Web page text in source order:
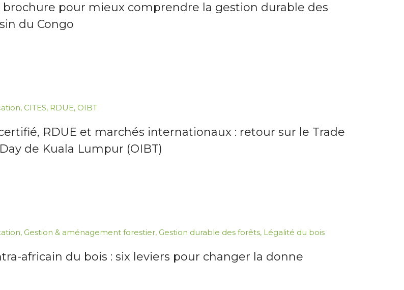
brochure pour mieux comprendre la gestion durable des
du Congo
, CITES, RDUE, OIBT
RDUE et marchés internationaux : retour sur le Trade
de Kuala Lumpur (OIBT)
, Gestion & aménagement forestier, Gestion durable des forêts, Légalité du bois
africain du bois : six leviers pour changer la donne